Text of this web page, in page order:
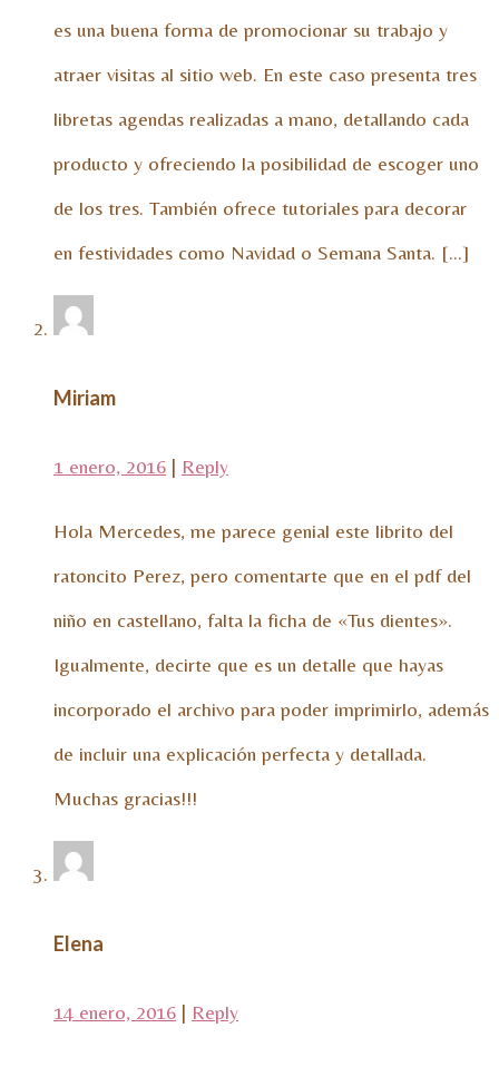
es una buena forma de promocionar su trabajo y
atraer visitas al sitio web. En este caso presenta tres
libretas agendas realizadas a mano, detallando cada
producto y ofreciendo la posibilidad de escoger uno
de los tres. También ofrece tutoriales para decorar
en festividades como Navidad o Semana Santa. […]
Miriam
1 enero, 2016 | Reply
Hola Mercedes, me parece genial este librito del
ratoncito Perez, pero comentarte que en el pdf del
niño en castellano, falta la ficha de «Tus dientes».
Igualmente, decirte que es un detalle que hayas
incorporado el archivo para poder imprimirlo, además
de incluir una explicación perfecta y detallada.
Muchas gracias!!!
Elena
14 enero, 2016 | Reply